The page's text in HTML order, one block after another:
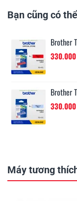
Bạn cũng có
Brother
Brother
Máy tương